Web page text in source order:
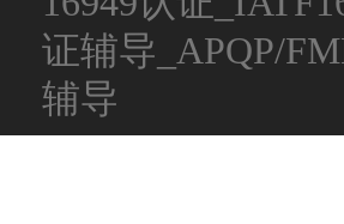
证辅导_APQP/
辅导